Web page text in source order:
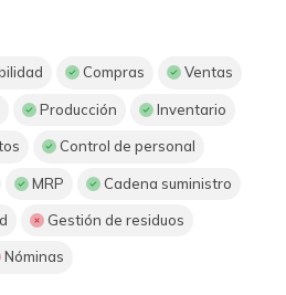
Compras Ventas
Producción Inventario
Control de personal
MRP Cadena suministro
Gestión de residuos
Nóminas